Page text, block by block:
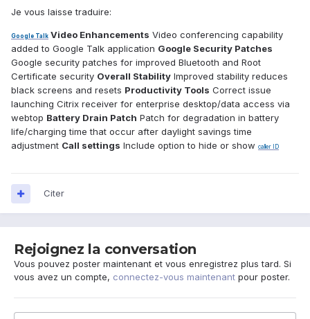
Je vous laisse traduire:
Google Talk Video Enhancements Video conferencing capability
added to Google Talk application Google Security Patches
Google security patches for improved Bluetooth and Root
Certificate security Overall Stability Improved stability reduces
black screens and resets Productivity Tools Correct issue
launching Citrix receiver for enterprise desktop/data access via
webtop Battery Drain Patch Patch for degradation in battery
life/charging time that occur after daylight savings time
adjustment Call settings Include option to hide or show caller ID
Citer
Rejoignez la conversation
Vous pouvez poster maintenant et vous enregistrez plus tard. Si
vous avez un compte, connectez-vous maintenant pour poster.